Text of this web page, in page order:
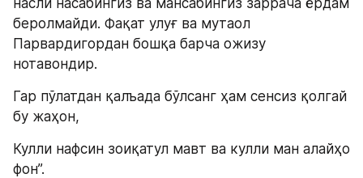
беролмайди. Фақат улуғ ва мутаол
Парвардигордан бошқа барча ожизу
нотавондир.
Гар пўлатдан қалъада бўлсанг ҳам сенсиз қолгай
бу жаҳон,
Кулли нафсин зоиқатул мавт ва кулли ман алайҳо
фон”.